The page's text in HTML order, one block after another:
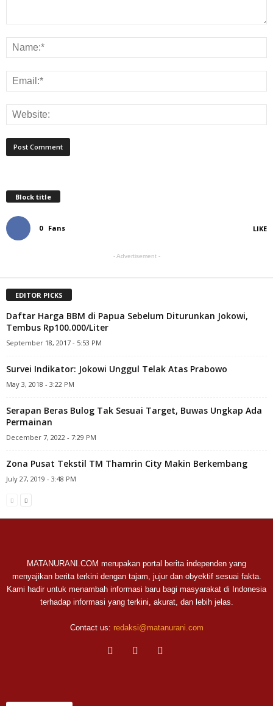
Block title
0 Fans LIKE
- Advertisement -
EDITOR PICKS
Daftar Harga BBM di Papua Sebelum Diturunkan Jokowi,
Tembus Rp100.000/Liter
September 18, 2017 - 5:53 PM
Survei Indikator: Jokowi Unggul Telak Atas Prabowo
May 3, 2018 - 3:22 PM
Serapan Beras Bulog Tak Sesuai Target, Buwas Ungkap Ada
Permainan
December 7, 2022 - 7:29 PM
Zona Pusat Tekstil TM Thamrin City Makin Berkembang
July 27, 2019 - 3:48 PM
MATANURANI.COM merupakan portal berita independen yang
menyajikan berita terkini dengan tajam, jujur dan obyektif sesuai fakta.
Kami hadir untuk menambah informasi baru bagi masyarakat di Indonesia
terhadap informasi yang terkini, akurat, dan lebih jelas.
Contact us: redaksi@matanurani.com